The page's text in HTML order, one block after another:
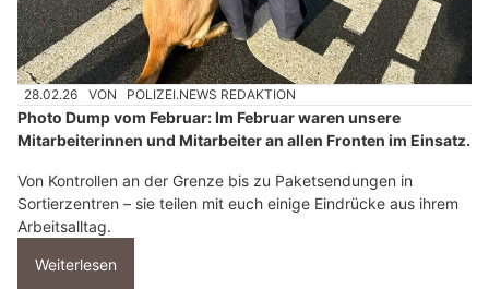
28.02.26 VON POLIZEI.NEWS REDAKTION
Photo Dump vom Februar: Im Februar waren unsere
Mitarbeiterinnen und Mitarbeiter an allen Fronten im Einsatz.
Von Kontrollen an der Grenze bis zu Paketsendungen in
Sortierzentren – sie teilen mit euch einige Eindrücke aus ihrem
Arbeitsalltag.
Weiterlesen